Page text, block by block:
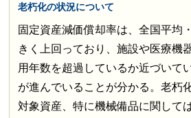
老朽化の状況について
固定資産減価償却率は、全国平均
きく上回っており、施設や医療機
用年数を超過しているか近づいて
が進んでいることが分かる。老朽
対象資産、特に機械備品に関して